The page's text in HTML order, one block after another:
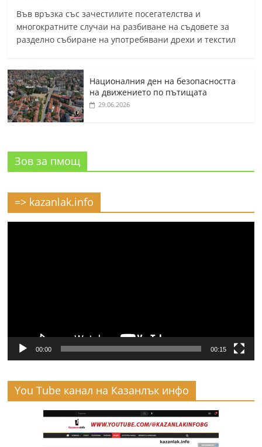
Във връзка със зачестилите посегателства и
многократните случаи на разбиване на съдовете за
разделно събиране на употребявани дрехи и текстил
Националния ден на безопасността
на движението по пътищата
29.06.2026
Зов за пмощ
=> kazanlak.info
00:00 00:15
You Tube канал на Казанлък инфо